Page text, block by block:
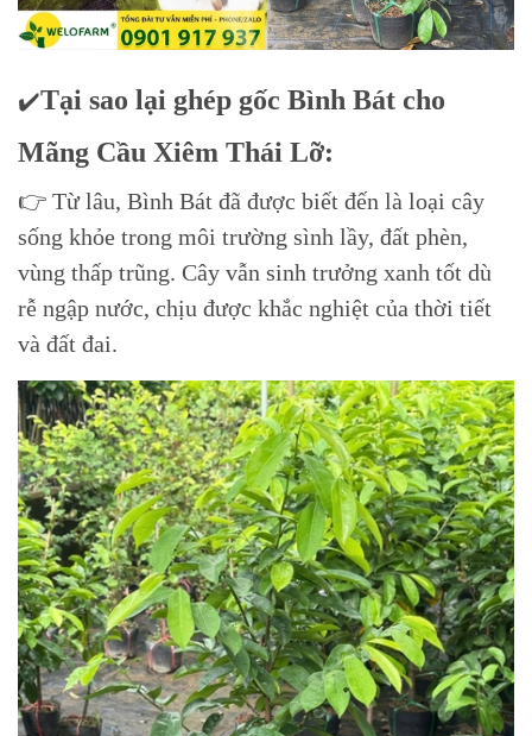
✔️Tại sao lại ghép gốc Bình Bát cho
Mãng Cầu Xiêm Thái Lỡ:
👉 Từ lâu, Bình Bát đã được biết đến là loại cây
sống khỏe trong môi trường sình lầy, đất phèn,
vùng thấp trũng. Cây vẫn sinh trưởng xanh tốt dù
rễ ngập nước, chịu được khắc nghiệt của thời tiết
và đất đai.